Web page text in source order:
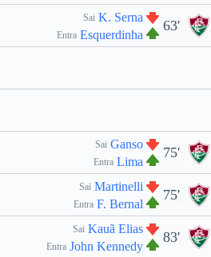
63'
Sai K. Serna
Entra Esquerdinha
75'
Sai Ganso
Entra Lima
75'
Sai Martinelli
Entra F. Bernal
83'
Sai Kauã Elias
Entra John Kennedy